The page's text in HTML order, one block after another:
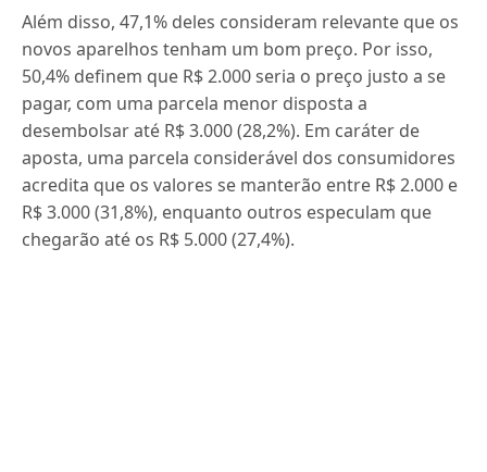
Além disso, 47,1% deles consideram relevante que os
novos aparelhos tenham um bom preço. Por isso,
50,4% definem que R$ 2.000 seria o preço justo a se
pagar, com uma parcela menor disposta a
desembolsar até R$ 3.000 (28,2%). Em caráter de
aposta, uma parcela considerável dos consumidores
acredita que os valores se manterão entre R$ 2.000 e
R$ 3.000 (31,8%), enquanto outros especulam que
chegarão até os R$ 5.000 (27,4%).